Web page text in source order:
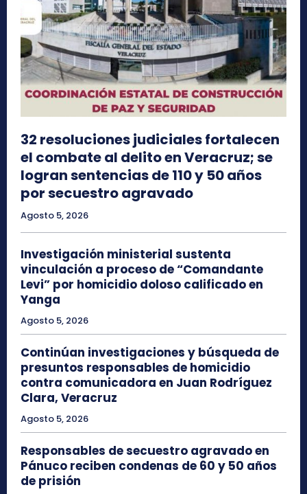
32 resoluciones judiciales fortalecen
el combate al delito en Veracruz; se
logran sentencias de 110 y 50 años
por secuestro agravado
Agosto 5, 2026
Investigación ministerial sustenta
vinculación a proceso de “Comandante
Levi” por homicidio doloso calificado en
Yanga
Agosto 5, 2026
Continúan investigaciones y búsqueda de
presuntos responsables de homicidio
contra comunicadora en Juan Rodríguez
Clara, Veracruz
Agosto 5, 2026
Responsables de secuestro agravado en
Pánuco reciben condenas de 60 y 50 años
de prisión